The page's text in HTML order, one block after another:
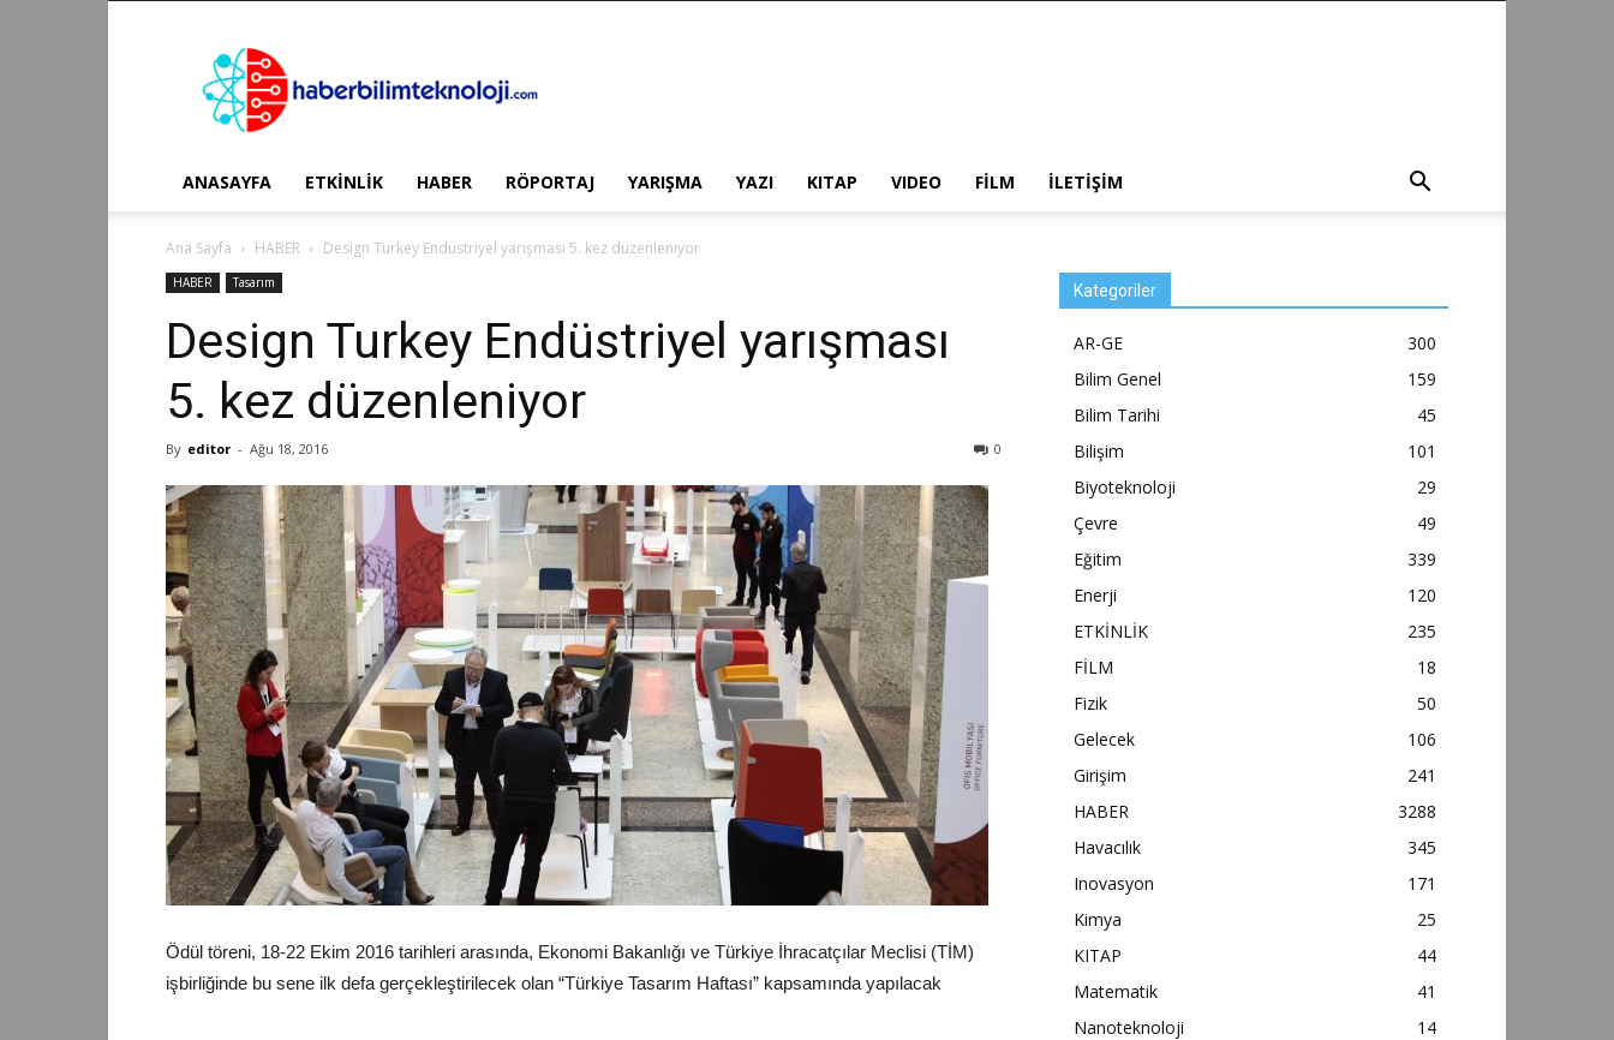
Haber
Bilim
Teknoloji
ANASAYFA ETKİNLİK HABER RÖPORTAJ YARIŞMA YAZI KITAP VIDEO FİLM İLETİŞİM
Ana Sayfa HABER Design Turkey Endüstriyel yarışması 5. kez düzenleniyor
HABER Tasarım
Design Turkey Endüstriyel yarışması
5. kez düzenleniyor
By editor - Ağu 18, 2016 0
Ödül töreni, 18-22 Ekim 2016 tarihleri arasında, Ekonomi Bakanlığı ve Türkiye İhracatçılar Meclisi (TİM)
işbirliğinde bu sene ilk defa gerçekleştirilecek olan “Türkiye Tasarım Haftası” kapsamında yapılacak
Kategoriler
AR-GE
300
Bilim Genel
159
Bilim Tarihi
45
Bilişim
101
Biyoteknoloji
29
Çevre
49
Eğitim
339
Enerji
120
ETKİNLİK
235
FİLM
18
Fizik
50
Gelecek
106
Girişim
241
HABER
3288
Havacılık
345
Inovasyon
171
Kimya
25
KITAP
44
Matematik
41
Nanoteknoloji
14